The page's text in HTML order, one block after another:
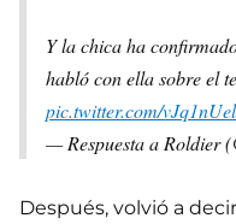
Y la chica ha
habló con ella sobre el
pic.twitter.com/
— Respuesta a Roldier
Después, volvió a